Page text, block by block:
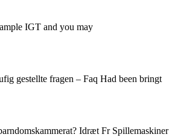
IGT and you may
gestellte fragen – Faq Had been bringt
Idræt Fr Spillemaskiner